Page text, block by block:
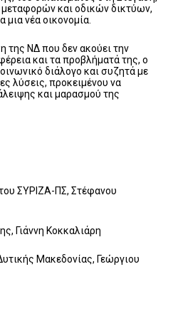
και οδικών δικτύων,
νέα οικονομία.
της ΝΔ που δεν ακούει την
και τα προβλήματά της, ο
διάλογο και συζητά με
λύσεις, προκειμένου να
και μαρασμού της
ΣΥΡΙΖΑ-ΠΣ, Στέφανου
Γιάννη Κοκκαλιάρη
Μακεδονίας, Γεώργιου